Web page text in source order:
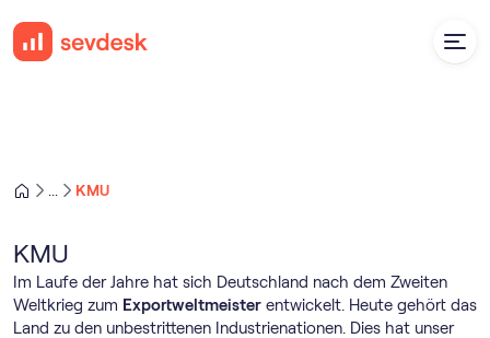
KMU
KMU
Im Laufe der Jahre hat sich Deutschland nach dem Zweiten
Weltkrieg zum Exportweltmeister entwickelt. Heute gehört das
Land zu den unbestrittenen Industrienationen. Dies hat unser